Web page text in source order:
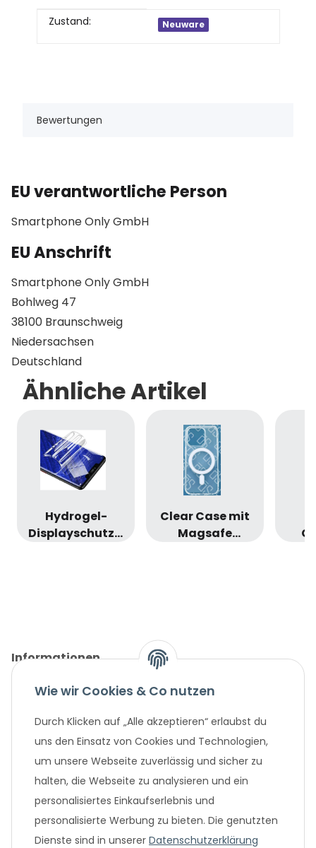
Produkteigenschaft
Wert
Zustand: Neuware
Bewertungen
EU verantwortliche Person
Smartphone Only GmbH
EU Anschrift
Smartphone Only GmbH
Bohlweg 47
38100 Braunschweig
Niedersachsen
Deutschland
Ähnliche Artikel
Hydrogel-
Displayschutzfolie
Clear Case mit
Magsafe
Informationen
Gesetzliche Informationen
Unternehmen
Beliebte Angebote
Wie wir Cookies & Co nutzen
Durch Klicken auf „Alle akzeptieren“ erlaubst du
uns den Einsatz von Cookies und Technologien,
um unsere Webseite zuverlässig und sicher zu
halten, die Webseite zu analysieren und ein
personalisiertes Einkaufserlebnis und
personalisierte Werbung zu bieten. Die genutzten
Dienste sind in unserer Datenschutzerklärung